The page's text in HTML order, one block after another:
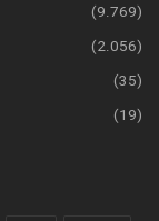
(9.769)
(2.056)
(35)
(19)